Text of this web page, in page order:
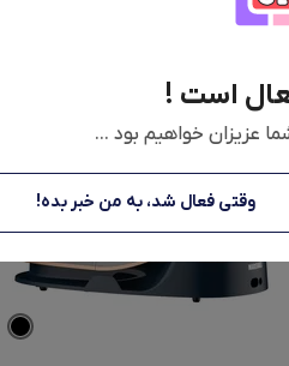
است !
عزیزان خواهیم بود ...
وقتی فعال شد، به من خبر بده!